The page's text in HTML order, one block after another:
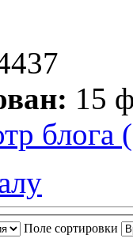
15
блога
Поле сортировки